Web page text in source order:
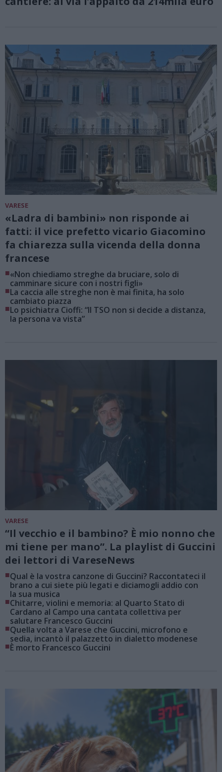
VARESE
«Ladra di bambini» non risponde ai
fatti: il vice prefetto vicario Giacomino
fa chiarezza sulla vicenda della donna
francese
■«Non chiediamo streghe da bruciare, solo di
camminare sicure con i nostri figli»
■La caccia alle streghe non è mai finita, ha solo
cambiato piazza
■Lo psichiatra Cioffi: “Il TSO non si decide a distanza,
la persona va vista”
VARESE
“Il vecchio e il bambino? È mio nonno che
mi tiene per mano”. La playlist di Guccini
dei lettori di VareseNews
■Qual è la vostra canzone di Guccini? Raccontateci il
brano a cui siete più legati e diciamogli addio con
la sua musica
■Chitarre, violini e memoria: al Quarto Stato di
Cardano al Campo una cantata collettiva per
salutare Francesco Guccini
■Quella volta a Varese che Guccini, microfono e
sedia, incantò il palazzetto in dialetto modenese
■È morto Francesco Guccini